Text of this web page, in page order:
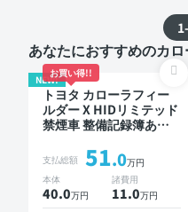
あなたにおすすめのカ
NEW!
お買い得!!
トヨタ カローラフィー
ルダー X HIDリミテッド
禁煙車 整備記録簿あり
※ナビキットあり TV ワ
イヤレスキー
支払総額 51.0万円
本体
40.0万円
諸費用
11.0万円